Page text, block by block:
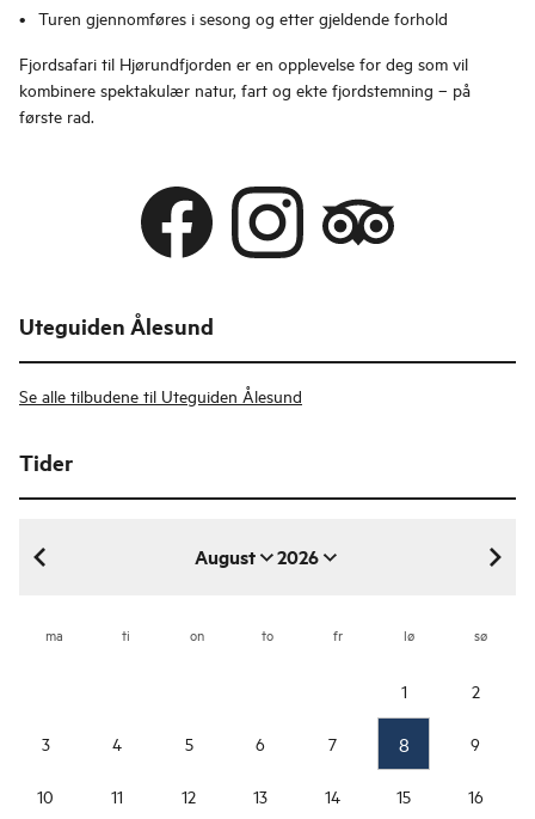
Turen gjennomføres i sesong og etter gjeldende forhold
Fjordsafari til Hjørundfjorden er en opplevelse for deg som vil
kombinere spektakulær natur, fart og ekte fjordstemning – på
første rad.
Uteguiden Ålesund
Se alle tilbudene til Uteguiden Ålesund
Tider
August 2026
august 2026
ma ti on to fr lø sø
1 2
3 4 5 6 7 8 9
10 11 12 13 14 15 16